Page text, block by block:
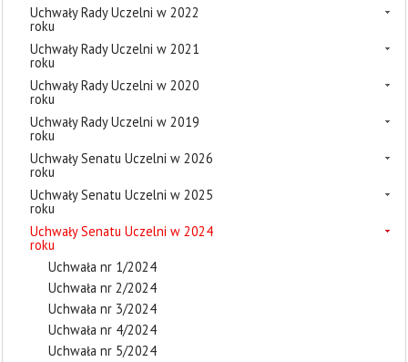
Uchwały Rady Uczelni w 2022
roku
Uchwały Rady Uczelni w 2021
roku
Uchwały Rady Uczelni w 2020
roku
Uchwały Rady Uczelni w 2019
roku
Uchwały Senatu Uczelni w 2026
roku
Uchwały Senatu Uczelni w 2025
roku
Uchwały Senatu Uczelni w 2024
roku
Uchwała nr 1/2024
Uchwała nr 2/2024
Uchwała nr 3/2024
Uchwała nr 4/2024
Uchwała nr 5/2024